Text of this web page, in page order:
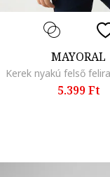
MAYORAL
5.399 Ft